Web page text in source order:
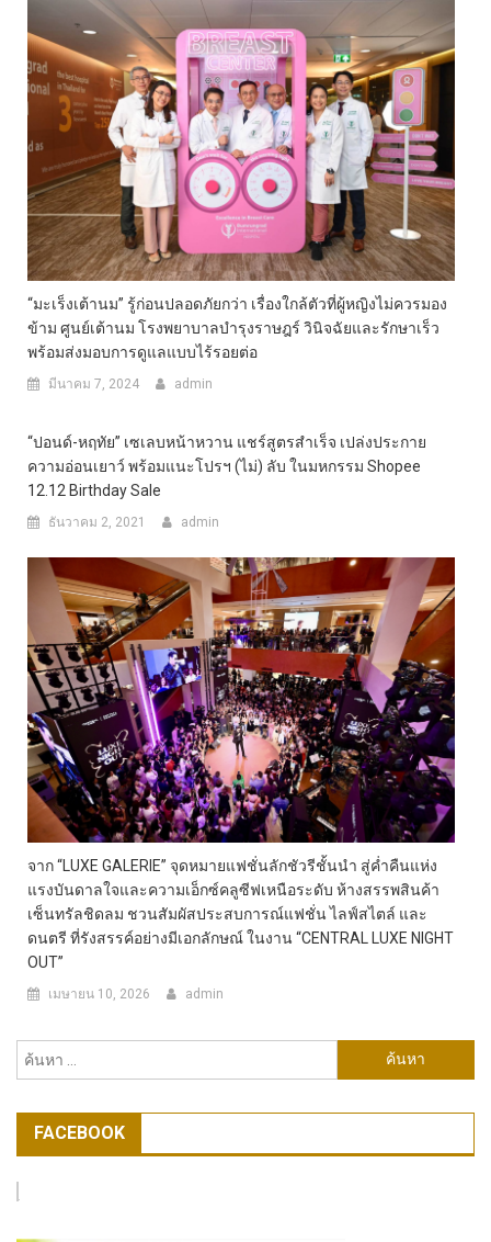
“มะเร็งเต้านม” รู้ก่อนปลอดภัยกว่า เรื่องใกล้ตัวที่ผู้หญิงไม่ควรมอง
ข้าม ศูนย์เต้านม โรงพยาบาลบำรุงราษฎร์ วินิจฉัยและรักษาเร็ว
พร้อมส่งมอบการดูแลแบบไร้รอยต่อ
มีนาคม 7, 2024 admin
“ปอนด์-หฤทัย” เซเลบหน้าหวาน แชร์สูตรสำเร็จ เปล่งประกาย
ความอ่อนเยาว์ พร้อมแนะโปรฯ (ไม่) ลับ ในมหกรรม Shopee
12.12 Birthday Sale
ธันวาคม 2, 2021 admin
จาก “LUXE GALERIE” จุดหมายแฟชั่นลักชัวรีชั้นนำ สู่ค่ำคืนแห่ง
แรงบันดาลใจและความเอ็กซ์คลูซีฟเหนือระดับ ห้างสรรพสินค้า
เซ็นทรัลชิดลม ชวนสัมผัสประสบการณ์แฟชั่น ไลฟ์สไตล์ และ
ดนตรี ที่รังสรรค์อย่างมีเอกลักษณ์ ในงาน “CENTRAL LUXE NIGHT
OUT”
เมษายน 10, 2026 admin
สำหรับ:
FACEBOOK